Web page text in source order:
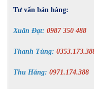
Tư vấn bán hàng:
Xuân Đạt: 0987 350 488
Thanh Tùng:
Thu Hằng: 0971.174.388